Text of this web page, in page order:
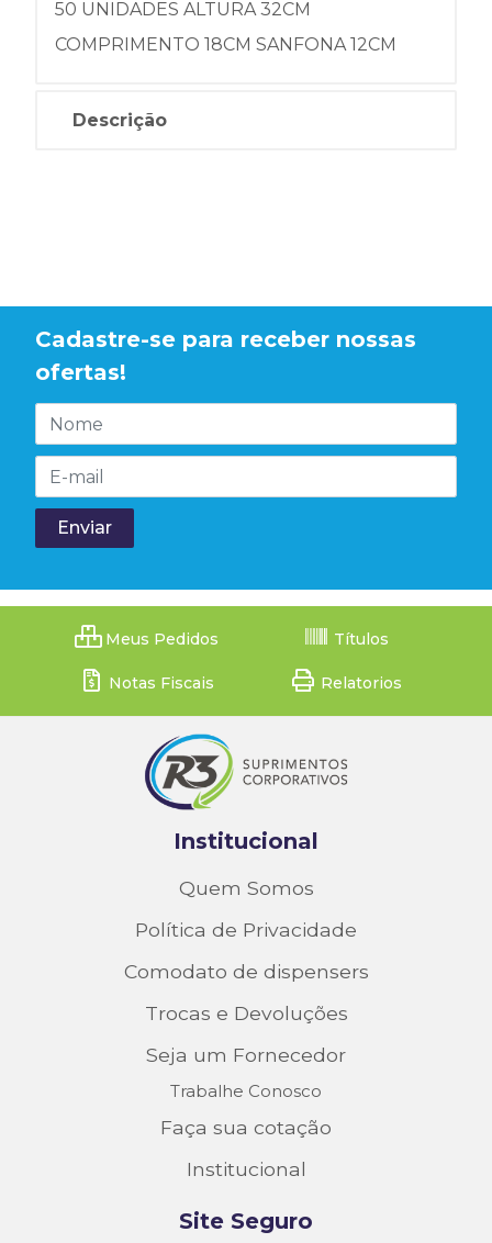
50 UNIDADES ALTURA 32CM
COMPRIMENTO 18CM SANFONA 12CM
Descrição
Cadastre-se para receber nossas
ofertas!
Meus Pedidos Títulos
Notas Fiscais Relatorios
Institucional
Quem Somos
Política de Privacidade
Comodato de dispensers
Trocas e Devoluções
Seja um Fornecedor
Trabalhe Conosco
Faça sua cotação
Institucional
Site Seguro